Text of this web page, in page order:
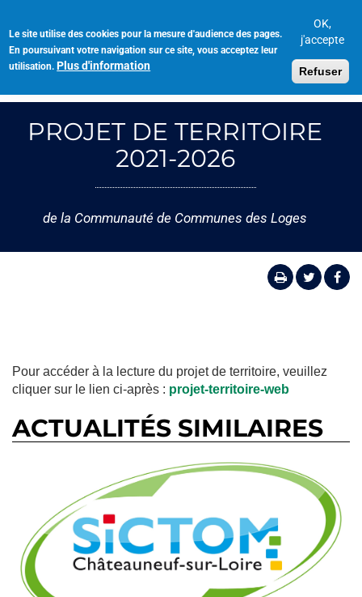
Le site utilise des cookies pour la mesure d'audience des pages.
En poursuivant votre navigation sur ce site, vous acceptez leur
utilisation. Plus d'information
OK,
j'accepte
Refuser
contenu
principal
PROJET DE TERRITOIRE
2021-2026
de la Communauté de Communes des Loges
Pour accéder à la lecture du projet de territoire, veuillez
cliquer sur le lien ci-après : projet-territoire-web
ACTUALITÉS SIMILAIRES